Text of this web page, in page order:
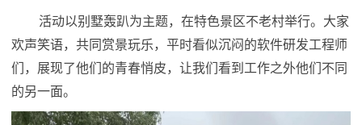
活动以别墅轰趴为主题，在特色景区不老村举行。大家
欢声笑语，共同赏景玩乐，平时看似沉闷的软件研发工程师
们，展现了他们的青春悄皮，让我们看到工作之外他们不同
的另一面。